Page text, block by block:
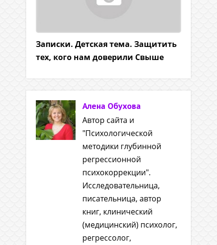
Записки. Детская тема. Защитить
тех, кого нам доверили Свыше
Алена Обухова
Автор сайта и
"Психологической
методики глубинной
регрессионной
психокоррекции".
Исследовательница,
писательница, автор
книг, клинический
(медицинский) психолог,
регрессолог,